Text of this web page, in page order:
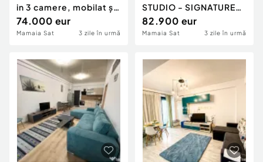
in 3 camere, mobilat și
utilat în Ma
74.000 eur
Mamaia Sat 3 zile în urmă
STUDIO - SIGNATURE
PROMENADA - 51.3
MPT
82.900 eur
Mamaia Sat 3 zile în urmă